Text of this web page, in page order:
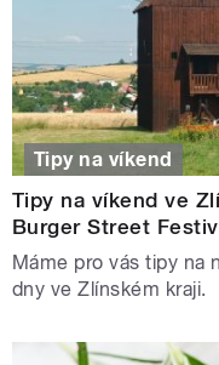
Tipy na víkend
Tipy na víkend ve
Burger Street
Máme pro vás tipy na
dny ve Zlínském kraji.